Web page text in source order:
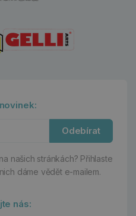
Odebírat
našich stránkách? Přihlaste
dáme vědět e-mailem.
nás: